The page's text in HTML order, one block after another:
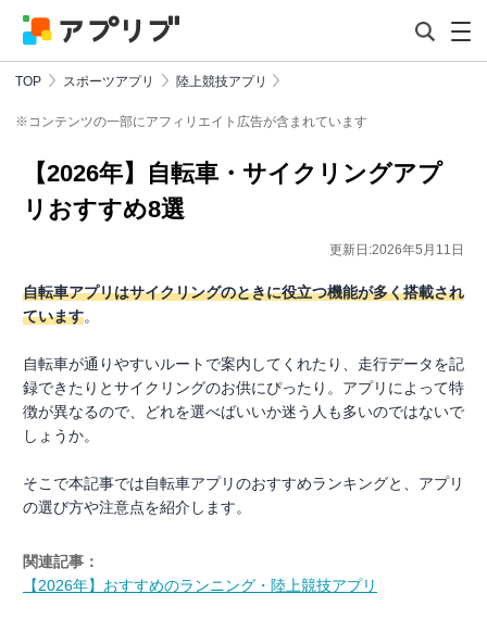
TOP スポーツアプリ 陸上競技アプリ
※コンテンツの一部にアフィリエイト広告が含まれています
【2026年】自転車・サイクリングアプ
リおすすめ8選
更新日:2026年5月11日
自転車アプリはサイクリングのときに役立つ機能が多く搭載され
ています。
自転車が通りやすいルートで案内してくれたり、走行データを記
録できたりとサイクリングのお供にぴったり。アプリによって特
徴が異なるので、どれを選べばいいか迷う人も多いのではないで
しょうか。
そこで本記事では自転車アプリのおすすめランキングと、アプリ
の選び方や注意点を紹介します。
関連記事：
【2026年】おすすめのランニング・陸上競技アプリ